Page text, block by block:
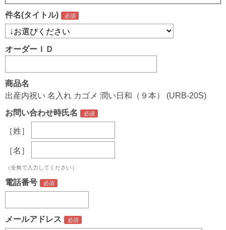
件名(タイトル)
オーダーＩＤ
商品名
出産内祝い 名入れ カゴメ 潤い日和（９本） (URB-20S)
お問い合わせ時氏名
［姓］
［名］
（全角で入力してください）
電話番号
メールアドレス